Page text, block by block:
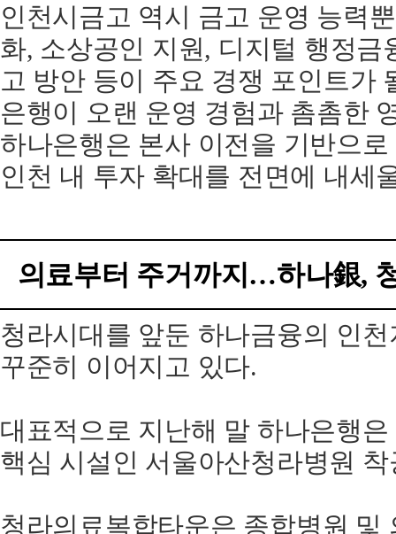
인천시금고 역시 금고 운영 능력
화, 소상공인 지원, 디지털 행정금
고 방안 등이 주요 경쟁 포인트가
은행이 오랜 운영 경험과 촘촘한
하나은행은 본사 이전을 기반으
인천 내 투자 확대를 전면에 내세
의료부터 주거까지…하나銀,
청라시대를 앞둔 하나금융의 인
꾸준히 이어지고 있다.
대표적으로 지난해 말 하나은행
핵심 시설인 서울아산청라병원
청라의료복합타운은 종합병원 및